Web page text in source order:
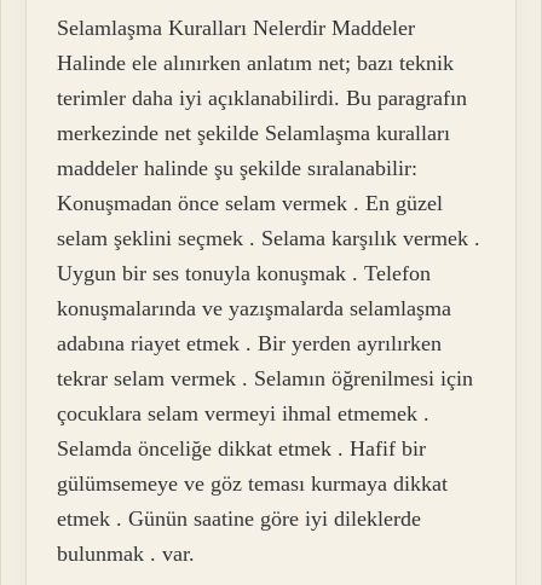
Selamlaşma Kuralları Nelerdir Maddeler
Halinde ele alınırken anlatım net; bazı teknik
terimler daha iyi açıklanabilirdi. Bu paragrafın
merkezinde net şekilde Selamlaşma kuralları
maddeler halinde şu şekilde sıralanabilir:
Konuşmadan önce selam vermek . En güzel
selam şeklini seçmek . Selama karşılık vermek .
Uygun bir ses tonuyla konuşmak . Telefon
konuşmalarında ve yazışmalarda selamlaşma
adabına riayet etmek . Bir yerden ayrılırken
tekrar selam vermek . Selamın öğrenilmesi için
çocuklara selam vermeyi ihmal etmemek .
Selamda önceliğe dikkat etmek . Hafif bir
gülümsemeye ve göz teması kurmaya dikkat
etmek . Günün saatine göre iyi dileklerde
bulunmak . var.